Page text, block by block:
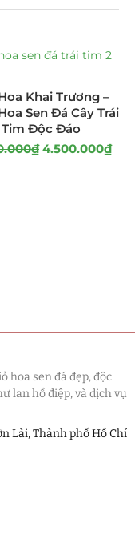
Khai Trương –
Sen Đá Cây Trái
Tim Độc Đáo
₫ 4.500.000₫
hoa sen đá đẹp, độc
lan hồ điệp, và dịch vụ
Lài, Thành phố Hồ Chí